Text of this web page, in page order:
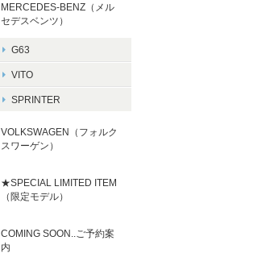
MERCEDES-BENZ（メル
セデスベンツ）
G63
VITO
SPRINTER
VOLKSWAGEN（フォルク
スワーゲン）
★SPECIAL LIMITED ITEM
（限定モデル）
COMING SOON..ご予約案
内